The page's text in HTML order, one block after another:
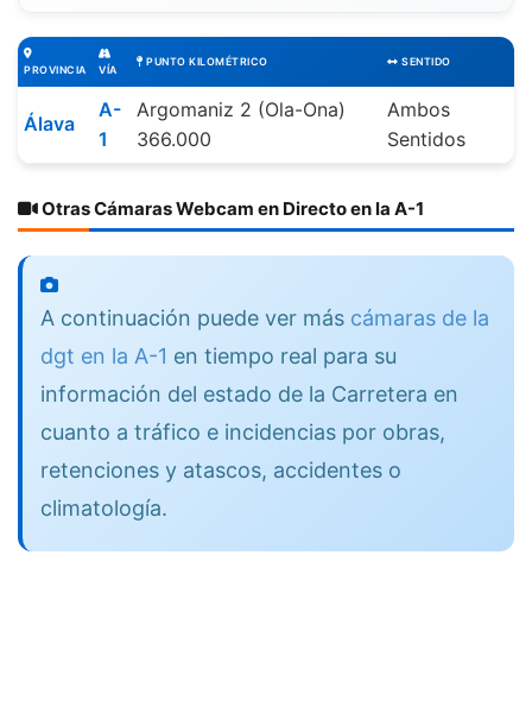
PROVINCIA VÍA
PUNTO KILOMÉTRICO SENTIDO
Álava
A-
1
Argomaniz 2 (Ola-Ona)
366.000
Ambos
Sentidos
Otras Cámaras Webcam en Directo en la A-1
A continuación puede ver más cámaras de la
dgt en la A-1 en tiempo real para su
información del estado de la Carretera en
cuanto a tráfico e incidencias por obras,
retenciones y atascos, accidentes o
climatología.